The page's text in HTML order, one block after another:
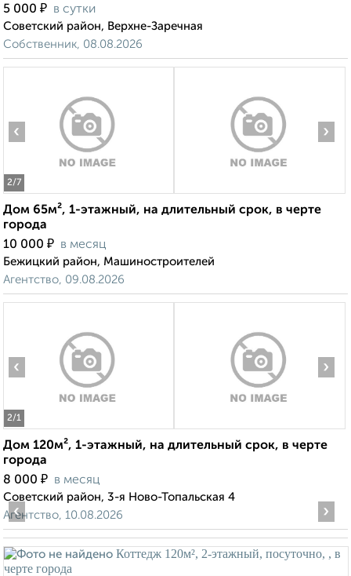
5 000 ₽ в сутки
Советский район, Верхне-Заречная
Собственник, 08.08.2026
2/7
‹ ›
Дом 65м², 1-этажный, на длительный срок, в черте
города
10 000 ₽ в месяц
Бежицкий район, Машиностроителей
Агентство, 09.08.2026
2/1
‹ ›
Дом 120м², 1-этажный, на длительный срок, в черте
города
8 000 ₽ в месяц
Советский район, 3-я Ново-Топальская 4
Агентство, 10.08.2026
‹ ›